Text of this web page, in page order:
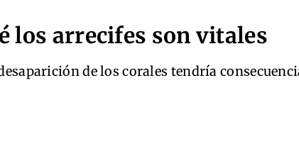
los arrecifes son vitales
de los corales tendría